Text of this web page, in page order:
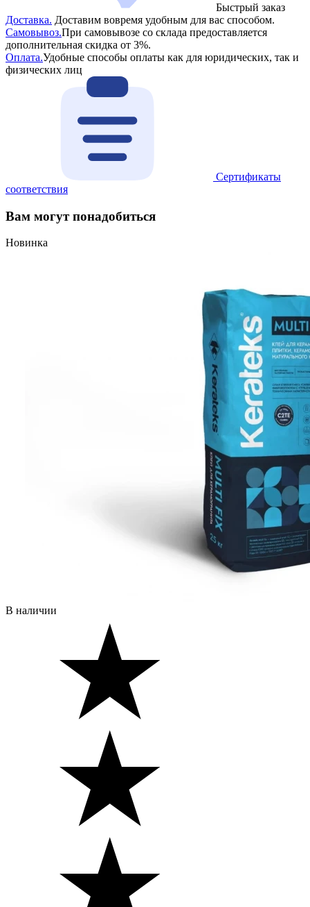
Быстрый заказ
Доставка. Доставим вовремя удобным для вас способом.
Самовывоз.При самовывозе со склада предоставляется
дополнительная скидка от 3%.
Оплата.Удобные способы оплаты как для юридических, так и
физических лиц
Сертификаты
соответствия
Вам могут понадобиться
Новинка
В наличии